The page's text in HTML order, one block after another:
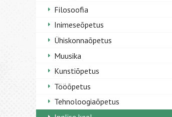
Filosoofia
Inimeseõpetus
Ühiskonnaõpetus
Muusika
Kunstiõpetus
Tööõpetus
Tehnoloogiaõpetus